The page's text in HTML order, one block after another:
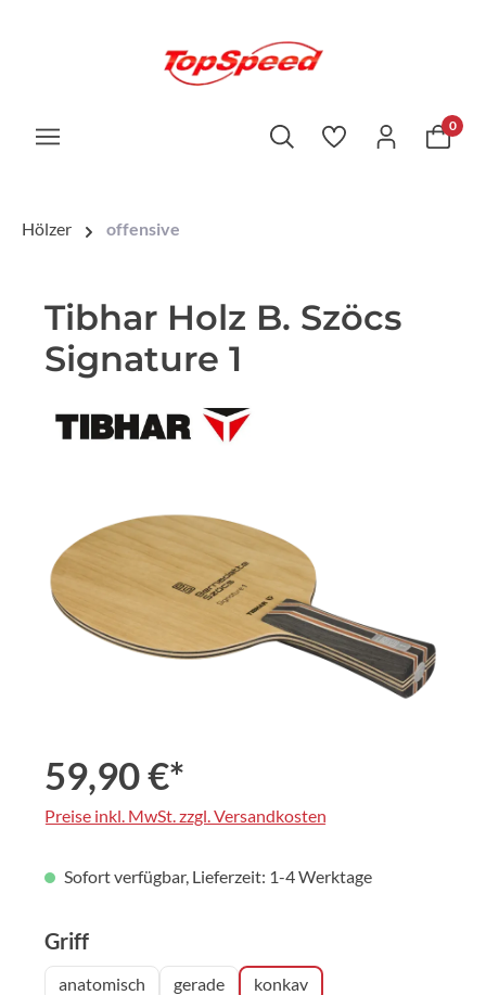
0
Hölzer offensive
Tibhar Holz B. Szöcs
Signature 1
59,90 €*
Preise inkl. MwSt. zzgl. Versandkosten
Sofort verfügbar, Lieferzeit: 1-4 Werktage
Griffauswählen
anatomisch gerade konkav